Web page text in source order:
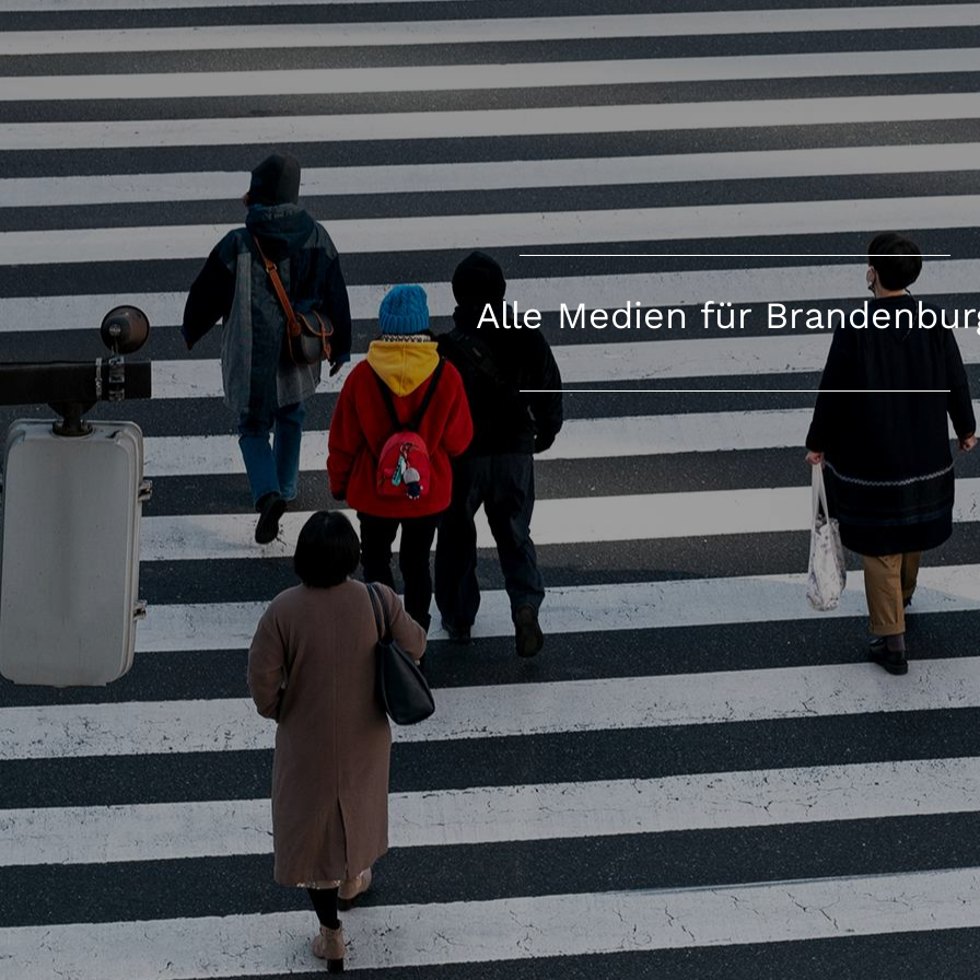
Alle Medien für